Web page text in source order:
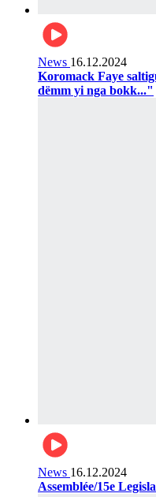
News 16.12.2024
Koromack Faye
dëmm yi nga bokk..."
News 16.12.2024
Assemblée/15e